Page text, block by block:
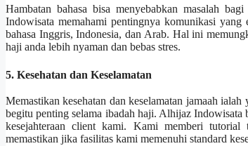
Hambatan bahasa bisa menyebabkan masalah
Indowisata memahami pentingnya komunikasi
bahasa Inggris, Indonesia, dan Arab. Hal ini
haji anda lebih nyaman dan bebas stres.
5. Kesehatan dan Keselamatan
Memastikan kesehatan dan keselamatan jamaah
begitu penting selama ibadah haji. Alhijaz Indowisata
kesejahteraan client kami. Kami memberi tutorial
memastikan jika fasilitas kami memenuhi standard